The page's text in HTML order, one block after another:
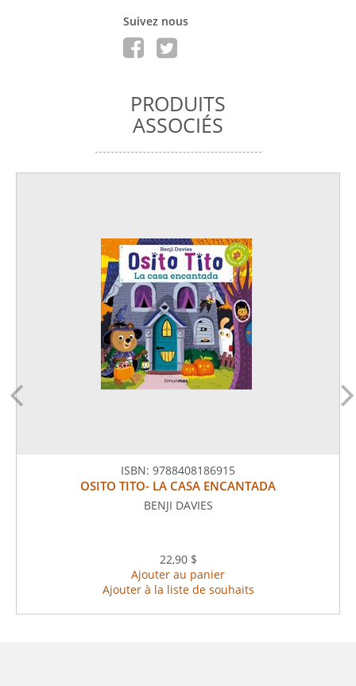
Suivez nous
PRODUITS
ASSOCIÉS
ISBN: 9788408186915
OSITO TITO- LA CASA ENCANTADA
BENJI DAVIES
22,90 $
Ajouter au panier
Ajouter à la liste de souhaits